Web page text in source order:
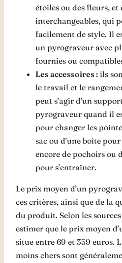
étoiles ou des fleurs, et
interchangeables, qui
facilement de style. Il
un pyrograveur avec
fournies ou
Les accessoires : ils
le travail et le
peut s’agir d’un
pyrograveur quand il
pour changer les
sac ou d’une boîte
encore de pochoirs ou
pour s’entraîner.
Le prix moyen d’un
ces critères, ainsi que de la
du produit. Selon les
estimer que le prix moyen
situe entre 69 et 359 euros.
moins chers sont